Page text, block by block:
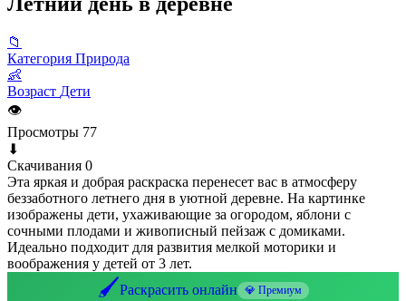
📁
Категория Природа
👶
Возраст Дети
👁
Просмотры 77
⬇
Скачивания 0
Эта яркая и добрая раскраска перенесет вас в атмосферу
беззаботного летнего дня в уютной деревне. На картинке
изображены дети, ухаживающие за огородом, яблони с
сочными плодами и живописный пейзаж с домиками.
Идеально подходит для развития мелкой моторики и
воображения у детей от 3 лет.
🖌️Раскрасить онлайн 💎 Премиум